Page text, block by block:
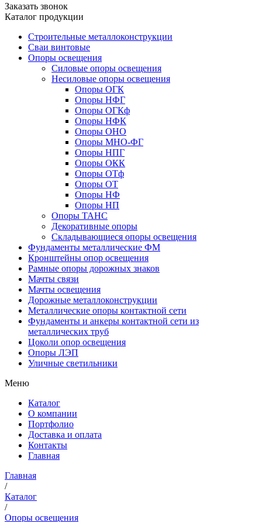
Заказать звонок
Каталог продукции
Строительные металлоконструкции
Сваи винтовые
Опоры освещения
Силовые опоры освещения
Несиловые опоры освещения
Опоры ОГК
Опоры НФГ
Опоры ОГКф
Опоры НФК
Опоры ОНО
Опоры МНО-ФГ
Опоры НПГ
Опоры ОКК
Опоры ОТф
Опоры ОТ
Опоры НФ
Опоры НП
Опоры ТАНС
Декоративные опоры
Складывающиеся опоры освещения
Фундаменты металлические ФМ
Кронштейны опор освещения
Рамные опоры дорожных знаков
Мачты связи
Мачты освещения
Дорожные металлоконструкции
Металлические опоры контактной сети
Фундаменты и анкеры контактной сети из
металлических труб
Цоколи опор освещения
Опоры ЛЭП
Уличные светильники
Меню
Каталог
О компании
Портфолио
Доставка и оплата
Контакты
Главная
Главная
/
Каталог
/
Опоры освещения